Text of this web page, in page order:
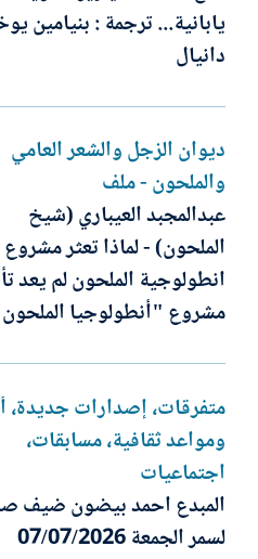
يابانية... ترجمة : بنيامين
دانيال
ديوان الزجل والشعر العامي
والملحون - ملف
عبدالمجبد العيباري (شيخ
الملحون) - لماذا تعثر مشروع
انطولوجية الملحون لم يعد
مشروع "أنطولوجيا
متفرقات، إصدارات جديدة،
ومواعد ثقافية، مسابقات،
اجتماعيات
المبدع احمد بيضون ضيف
لسمر الجمعة 07/07/2026